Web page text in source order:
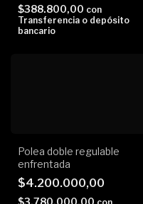
$388.800,00 con
Transferencia o depósito
bancario
Polea doble regulable
enfrentada
$4.200.000,00
$3.780.000,00